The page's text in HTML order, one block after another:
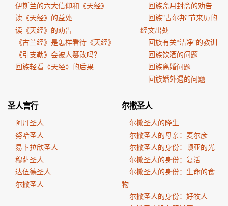
伊斯兰的六大信仰和《天经》
读《天经》的益处
读《天经》的劝告
《古兰经》是怎样看待《天经》
《引支勒》会被人篡改吗？
回族轻看《天经》的后果
回族斋月封斋的劝告
回族"古尔邦"节来历的
经文出处
回族有关“洁净”的教训
回族饮酒的问题
回族离婚问题
回族婚外遇的问题
圣人言行
阿丹圣人
努哈圣人
易卜拉欣圣人
穆萨圣人
达伍德圣人
尔撒圣人
尔撒圣人
尔撒圣人的降生
尔撒圣人的母亲：麦尔彦
尔撒圣人的身份：顿亚的光
尔撒圣人的身份：复活
尔撒圣人的身份：生命的食
物
尔撒圣人的身份：好牧人